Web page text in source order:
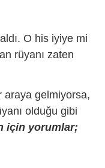
O his iyiye mi
rüyanı zaten
araya gelmiyorsa,
olduğu gibi
için yorumlar;